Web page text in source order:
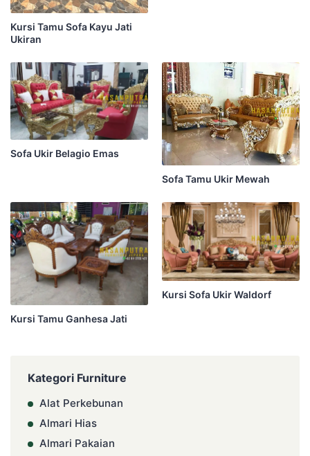
Kursi Tamu Sofa Kayu Jati
Ukiran
Sofa Ukir Belagio Emas
Sofa Tamu Ukir Mewah
Kursi Tamu Ganhesa Jati
Kursi Sofa Ukir Waldorf
Kategori Furniture
Alat Perkebunan
Almari Hias
Almari Pakaian